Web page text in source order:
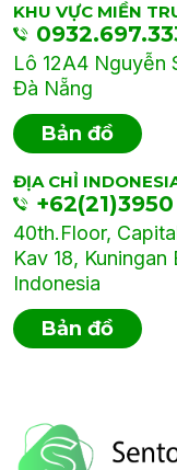
KHU VỰC MIỀN
Lô 12A4 Nguyễn
Đà Nẵng
Bản đồ
ĐỊA CHỈ
40th.Floor,
Kav 18,
Indonesia
Bản đồ